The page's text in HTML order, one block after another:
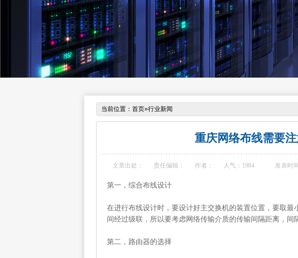
当前位置： 首页»行业新闻
重庆网络布线需要注
文章出处： 责任编辑： 作者： 人气： 1984 发表时
第一，综合布线设计
在进行布线设计时，要设计好主交换机的装置位置，要取最
间经过级联，所以要考虑网络传输介质的传输间隔距离，间
第二，路由器的选择